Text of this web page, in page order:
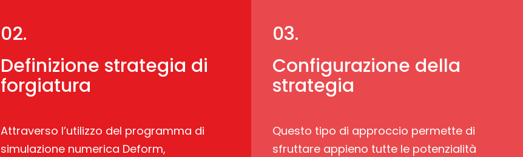
02.
Definizione strategia di
forgiatura
Attraverso l’utilizzo del programma di
simulazione numerica Deform,
03.
Configurazione della
strategia
Questo tipo di approccio permette di
sfruttare appieno tutte le potenzialità